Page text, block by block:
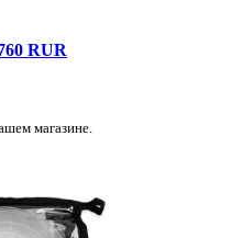
RUR
магазине.